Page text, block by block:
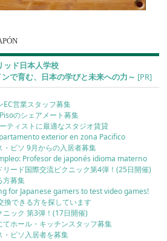
ッド日本人学校
ンで育む、日本の学びと未来への力～ [PR]
EC営業スタッフ募集
のシェアメート募集
ティストに最適なスタジオ賃貸
exterior en zona Pacifico
・ピソ 9月からの入居者募集
Profesor de japonés idioma materno
リード国際交流ピクニック第4弾！(25日開催)
方募集
for Japanese gamers to test video games!
換できる方を探しています
ニック 第3弾！(17日開催)
てホール・キッチンスタッフ募集
・ピソ入居者を募集